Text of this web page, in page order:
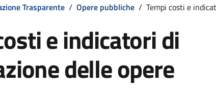
Trasparente / Opere pubbliche / Tempi costi e
e indicatori di
delle opere